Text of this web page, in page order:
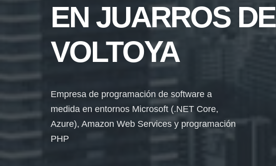
EN JUARROS DE
VOLTOYA
Empresa de programación de software a
medida en entornos Microsoft (.NET Core,
Azure), Amazon Web Services y programación
PHP